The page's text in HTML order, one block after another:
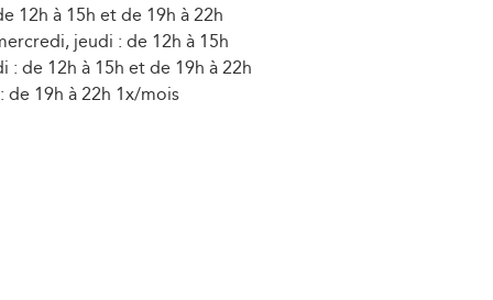
12h à 15h et de 19h à 22h
jeudi : de 12h à 15h
: de 12h à 15h et de 19h à 22h
de 19h à 22h 1x/mois